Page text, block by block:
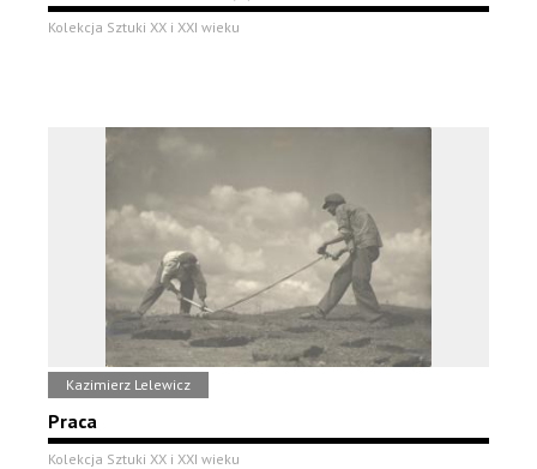
Kolekcja Sztuki XX i XXI wieku
Kazimierz Lelewicz
Praca
Kolekcja Sztuki XX i XXI wieku